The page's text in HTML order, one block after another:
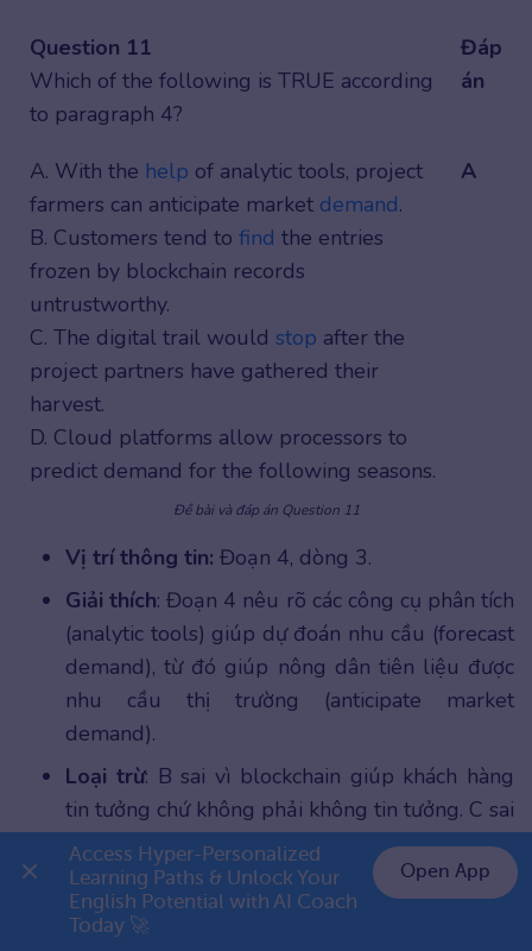
Question 11
Which of the following is TRUE according
to paragraph 4?
Đáp
án
A. With the help of analytic tools, project
farmers can anticipate market demand.
B. Customers tend to find the entries
frozen by blockchain records
untrustworthy.
C. The digital trail would stop after the
project partners have gathered their
harvest.
D. Cloud platforms allow processors to
predict demand for the following seasons.
A
Đề bài và đáp án Question 11
Vị trí thông tin: Đoạn 4, dòng 3.
Giải thích: Đoạn 4 nêu rõ các công cụ phân tích
(analytic tools) giúp dự đoán nhu cầu (forecast
demand), từ đó giúp nông dân tiên liệu được
nhu cầu thị trường (anticipate market
demand).
Loại trừ: B sai vì blockchain giúp khách hàng
tin tưởng chứ không phải không tin tưởng. C sai
vì dữ liệu không dừng lại ở cổng trang trại. D
sai vì việc dự báo nhu cầu là vai trò của
analytic tools, không phải của riêng nền tảng
đám mây.
👉 Premium 1 năm chỉ 999K
Access Hyper-Personalized
Learning Paths & Unlock Your
English Potential with AI Coach
Today 🚀
Open App